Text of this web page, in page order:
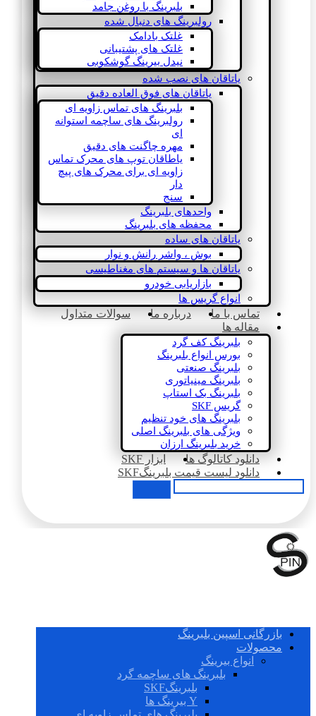
بلبرینگ با روغن جامد
رولبرینگ های دنبال شده
غلتک بادامک
غلتک های پشتیبانی
نیدل بیرینگ گوشکوبی
یاتاقان های نصب شده
یاتاقان های فوق العاده دقیق
بلبرینگ های تماس زاویه ای
رولبرینگ های ساچمه استوانه
ای
مهره چاگنت های دقیق
یاطاقان توپ های محرک تماس
زاویه ای برای محرک های پیچ
دار
سنج
واحدهای بلبرینگ
محفظه های بلبرینگ
یاتاقان های ساده
بوش ، واشر رانش و نوار
یاتاقان ها و سیستم های مغناطیسی
بازاریابی خودرو
انواع گریس ها
تماس با ما درباره ما
سوالات متداول
مقاله ها
بلبرینگ کف گرد
بورس انواع بلبرینگ
بلبرینگ صنعتی
بلبرینگ مینیاتوری
بلبرینگ بک استاپ
گریس SKF
بلبرینگ های خود تنظیم
ویژگی های بلبرینگ اصلی
خرید بلبرینگ ارزان
دانلود کاتالوگ ها
ابزار SKF
دانلود لیست قیمت بلبرینگSKF
بازرگانی اسپین بلبرینگ
محصولات
انواع بیرینگ
بلبرینگ های ساچمه گرد
بلبرینگSKF
Y بیرینگ ها